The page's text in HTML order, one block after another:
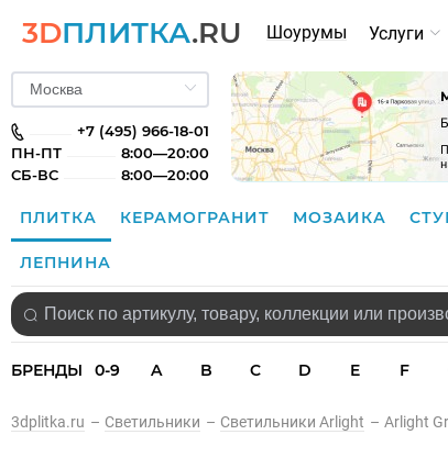
3DПЛИТКА.RU Шоурумы Услуги
+7 (495) 966-18-01
ПН-ПТ
8:00—20:00
СБ-ВС
8:00—20:00
ПЛИТКА КЕРАМОГРАНИТ МОЗАИКА
ЛЕПНИНА
БРЕНДЫ 0-9 A B C D E F
3dplitka.ru – Светильники – Светильники Arlight – Arlight